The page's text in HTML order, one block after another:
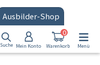
Ausbilder-Shop
Suche Mein Konto Warenkorb
0
Menü